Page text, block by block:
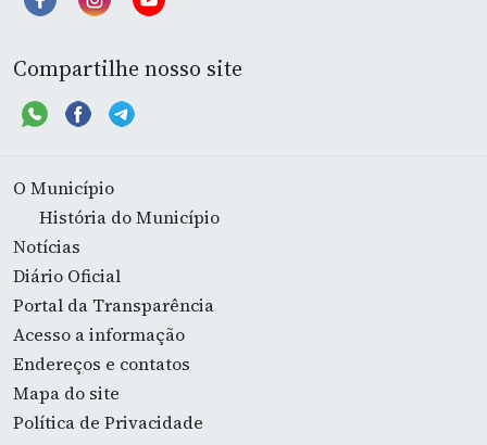
Compartilhe nosso site
O Município
História do Município
Notícias
Diário Oficial
Portal da Transparência
Acesso a informação
Endereços e contatos
Mapa do site
Política de Privacidade